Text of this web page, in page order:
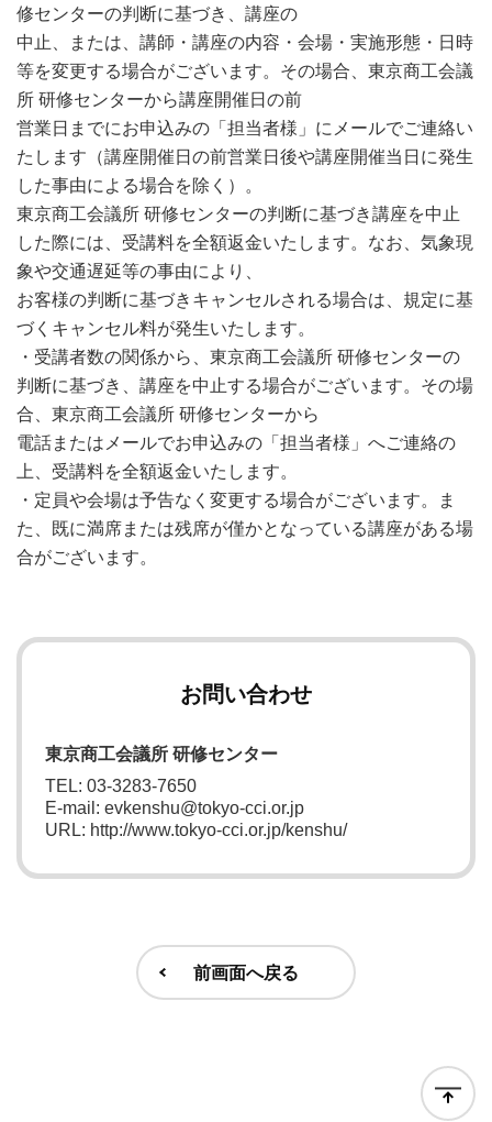
修センターの判断に基づき、講座の
中止、または、講師・講座の内容・会場・実施形態・日時
等を変更する場合がございます。その場合、東京商工会議
所 研修センターから講座開催日の前
営業日までにお申込みの「担当者様」にメールでご連絡い
たします（講座開催日の前営業日後や講座開催当日に発生
した事由による場合を除く）。
東京商工会議所 研修センターの判断に基づき講座を中止
した際には、受講料を全額返金いたします。なお、気象現
象や交通遅延等の事由により、
お客様の判断に基づきキャンセルされる場合は、規定に基
づくキャンセル料が発生いたします。
・受講者数の関係から、東京商工会議所 研修センターの
判断に基づき、講座を中止する場合がございます。その場
合、東京商工会議所 研修センターから
電話またはメールでお申込みの「担当者様」へご連絡の
上、受講料を全額返金いたします。
・定員や会場は予告なく変更する場合がございます。ま
た、既に満席または残席が僅かとなっている講座がある場
合がございます。
お問い合わせ
東京商工会議所 研修センター
TEL: 03-3283-7650
E-mail: evkenshu@tokyo-cci.or.jp
URL: http://www.tokyo-cci.or.jp/kenshu/
前画面へ戻る